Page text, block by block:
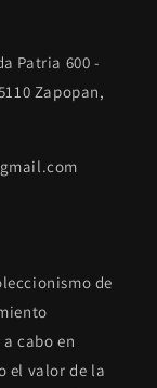
Patria 600 -
Zapopan,
de
cabo en
el valor de la